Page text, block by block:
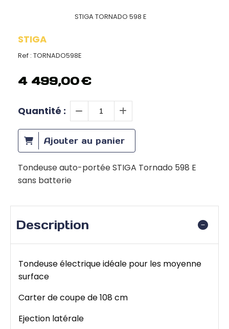
STIGA TORNADO 598 E
STIGA
Ref : TORNADO598E
4 499,00€
Quantité :
Ajouter au panier
Tondeuse auto-portée STIGA Tornado 598 E
sans batterie
Description
Tondeuse électrique idéale pour les moyenne
surface
Carter de coupe de 108 cm
Ejection latérale